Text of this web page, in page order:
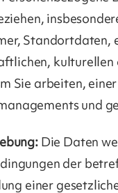
Standortdaten,
Sie arbeiten,
und
: Die Daten
der
einer